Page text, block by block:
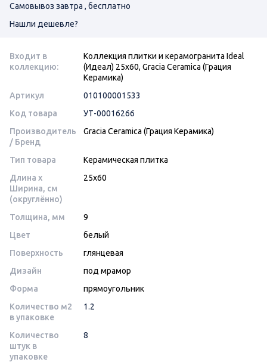
Самовывоз завтра , бесплатно
Нашли дешевле?
Входит в
коллекцию:
Коллекция плитки и керамогранита Ideal
(Идеал) 25х60, Gracia Ceramica (Грация
Керамика)
Артикул
010100001533
Код товара
УТ-00016266
Производитель
/ Бренд
Gracia Ceramica (Грация Керамика)
Тип товара
Керамическая плитка
Длина x
Ширина, см
(округлённо)
25x60
Толщина, мм
9
Цвет
белый
Поверхность
глянцевая
Дизайн
под мрамор
Форма
прямоугольник
Количество м2
в упаковке
1.2
Количество
штук в
упаковке
8